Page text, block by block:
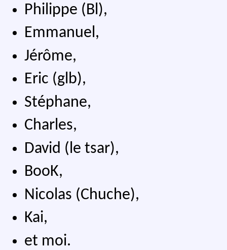
Philippe (Bl),
Emmanuel,
Jérôme,
Eric (glb),
Stéphane,
Charles,
David (le tsar),
BooK,
Nicolas (Chuche),
Kai,
et moi.